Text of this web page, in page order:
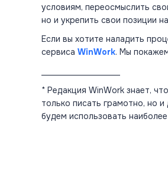
условиям, переосмыслить
но и укрепить свои позиции
Если вы хотите наладить
сервисаWinWork. Мы
* Редакция WinWork знает,
только писать грамотно, но
будем использовать